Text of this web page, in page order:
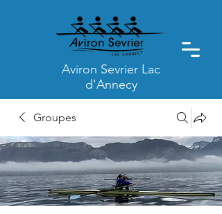
Aviron Sevrier Lac
d'Annecy
Groupes